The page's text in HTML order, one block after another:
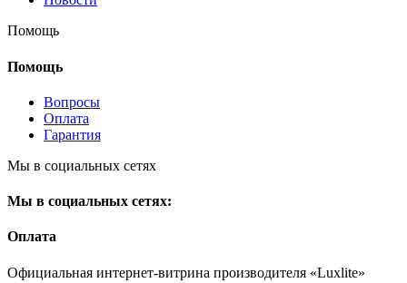
Помощь
Помощь
Вопросы
Оплата
Гарантия
Мы в социальных сетях
Мы в социальных сетях:
Оплата
Официальная интернет-витрина производителя «Luxlite»